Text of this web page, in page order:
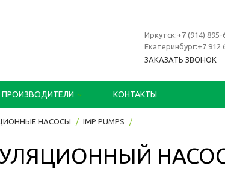
Иркутск:+7 (914) 895-
Екатеринбург:+7 912
ЗАКАЗАТЬ ЗВОНОК
ПРОИЗВОДИТЕЛИ КОНТАКТЫ
НАСОСЫ IMP PUMPS
НАСОС